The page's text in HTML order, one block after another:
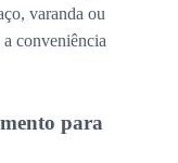
varanda ou
conveniência
para